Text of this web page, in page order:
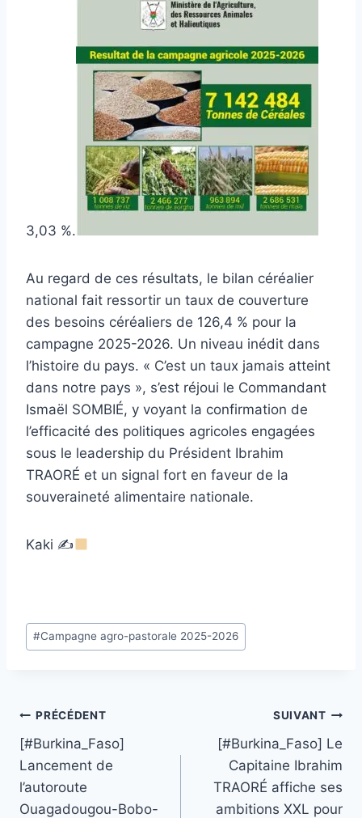
3,03 %.
Au regard de ces résultats, le bilan céréalier
national fait ressortir un taux de couverture
des besoins céréaliers de 126,4 % pour la
campagne 2025-2026. Un niveau inédit dans
l’histoire du pays. « C’est un taux jamais atteint
dans notre pays », s’est réjoui le Commandant
Ismaël SOMBIÉ, y voyant la confirmation de
l’efficacité des politiques agricoles engagées
sous le leadership du Président Ibrahim
TRAORÉ et un signal fort en faveur de la
souveraineté alimentaire nationale.
Kaki ✍
Étiquettes
de
#Campagne agro-pastorale 2025-2026
Navigation
de
l’article
PRÉCÉDENT
[#Burkina_Faso]
Lancement de
l’autoroute
Ouagadougou-Bobo-
SUIVANT
[#Burkina_Faso] Le
Capitaine Ibrahim
TRAORÉ affiche ses
ambitions XXL pour